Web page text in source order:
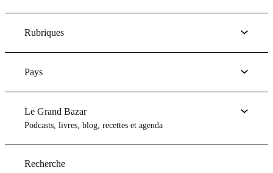
Rubriques
Pays
Le Grand Bazar
Podcasts, livres, blog, recettes et agenda
Recherche